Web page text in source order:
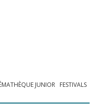
JUNIOR FESTIVALS